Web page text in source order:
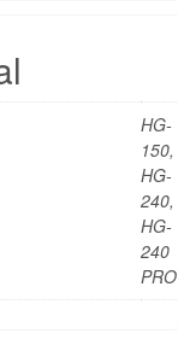
HG-
150,
HG-
240,
HG-
240
PRO